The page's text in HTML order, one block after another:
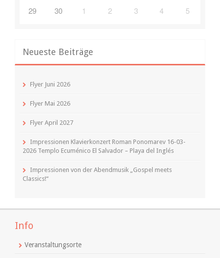
29 30 1 2 3 4 5
Neueste Beiträge
Flyer Juni 2026
Flyer Mai 2026
Flyer April 2027
Impressionen Klavierkonzert Roman Ponomarev 16-03-
2026 Templo Ecuménico El Salvador – Playa del Inglés
Impressionen von der Abendmusik „Gospel meets
Classics!“
Info
Veranstaltungsorte